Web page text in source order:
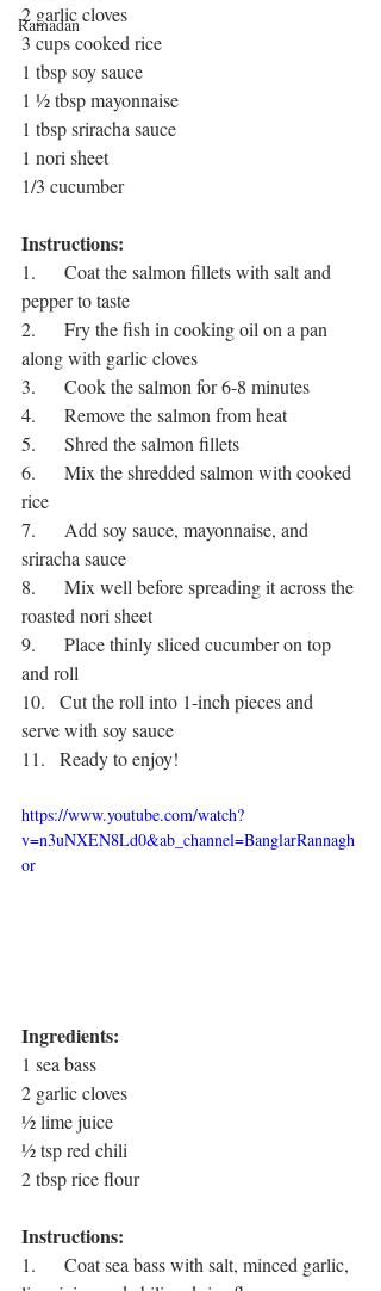
Ramadan
2 garlic cloves
3 cups cooked rice
1 tbsp soy sauce
1 ½ tbsp mayonnaise
1 tbsp sriracha sauce
1 nori sheet
1/3 cucumber
Instructions:
1.      Coat the salmon fillets with salt and
pepper to taste
2.      Fry the fish in cooking oil on a pan
along with garlic cloves
3.      Cook the salmon for 6-8 minutes
4.      Remove the salmon from heat
5.      Shred the salmon fillets
6.      Mix the shredded salmon with cooked
rice
7.      Add soy sauce, mayonnaise, and
sriracha sauce
8.      Mix well before spreading it across the
roasted nori sheet
9.      Place thinly sliced cucumber on top
and roll
10.   Cut the roll into 1-inch pieces and
serve with soy sauce
11.   Ready to enjoy!
https://www.youtube.com/watch?
v=n3uNXEN8Ld0&ab_channel=BanglarRannagh
or
Ingredients:
1 sea bass
2 garlic cloves
½ lime juice
½ tsp red chili
2 tbsp rice flour
Instructions:
1.      Coat sea bass with salt, minced garlic,